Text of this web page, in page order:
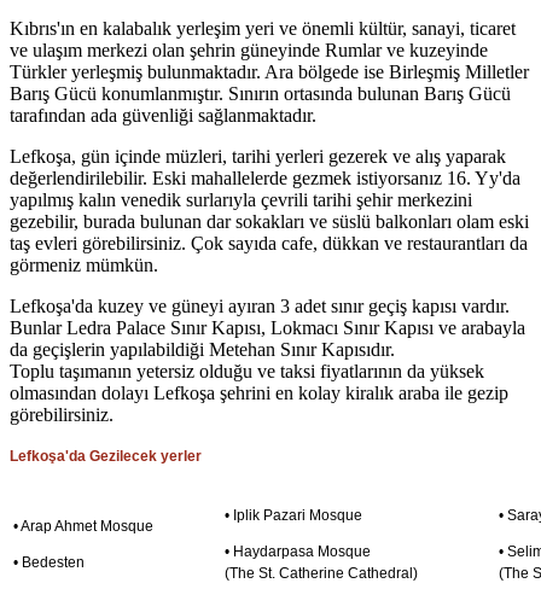
Kıbrıs'ın en kalabalık yerleşim yeri ve önemli kültür, sanayi, ticaret
ve ulaşım merkezi olan şehrin güneyinde Rumlar ve kuzeyinde
Türkler yerleşmiş bulunmaktadır. Ara bölgede ise Birleşmiş Milletler
Barış Gücü konumlanmıştır. Sınırın ortasında bulunan Barış Gücü
tarafından ada güvenliği sağlanmaktadır.
Lefkoşa, gün içinde müzleri, tarihi yerleri gezerek ve alış yaparak
değerlendirilebilir. Eski mahallelerde gezmek istiyorsanız 16. Yy'da
yapılmış kalın venedik surlarıyla çevrili tarihi şehir merkezini
gezebilir, burada bulunan dar sokakları ve süslü balkonları olam eski
taş evleri görebilirsiniz. Çok sayıda cafe, dükkan ve restaurantları da
görmeniz mümkün.
Lefkoşa'da kuzey ve güneyi ayıran 3 adet sınır geçiş kapısı vardır.
Bunlar Ledra Palace Sınır Kapısı, Lokmacı Sınır Kapısı ve arabayla
da geçişlerin yapılabildiği Metehan Sınır Kapısıdır.
Toplu taşımanın yetersiz olduğu ve taksi fiyatlarının da yüksek
olmasından dolayı Lefkoşa şehrini en kolay kiralık araba ile gezip
görebilirsiniz.
Lefkoşa'da Gezilecek yerler
• Arap Ahmet Mosque
• Bedesten
• Iplik Pazari Mosque
• Haydarpasa Mosque
(The St. Catherine Cathedral)
•
•
(The